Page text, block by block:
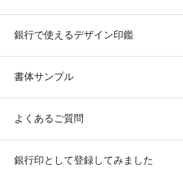
銀行で使えるデザイン印鑑
書体サンプル
よくあるご質問
銀行印として登録してみました